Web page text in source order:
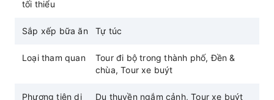
tiếng cùng phố mua sắm Nakamise để trải
nghiệm nét quyến rũ truyền thống và khung
thời Edo.
Hãy đến Kawagoe, được biết đến như "Tiểu
Edo", để thăm đền Hikawa, nổi tiếng với
tối thiểu
Sắp xếp bữa ăn Tự túc
Loại tham quan
Tour đi bộ trong thành phố, Đền &
chùa, Tour xe buýt
Phương tiện di
Du thuyền ngắm cảnh, Tour xe buýt